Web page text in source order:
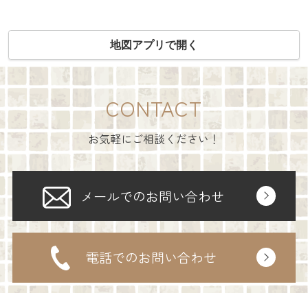
地図アプリで開く
CONTACT
お気軽にご相談ください！
メールでのお問い合わせ
電話でのお問い合わせ